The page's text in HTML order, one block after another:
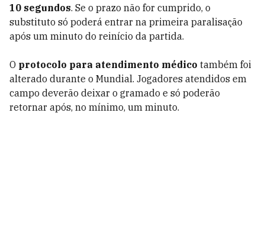
10 segundos. Se o prazo não for cumprido, o
substituto só poderá entrar na primeira paralisação
após um minuto do reinício da partida.
O protocolo para atendimento médico também foi
alterado durante o Mundial. Jogadores atendidos em
campo deverão deixar o gramado e só poderão
retornar após, no mínimo, um minuto.